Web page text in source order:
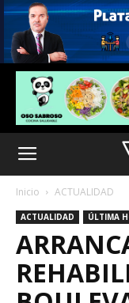
Inicio ACTUALIDAD
ACTUALIDAD ÚLTIMA